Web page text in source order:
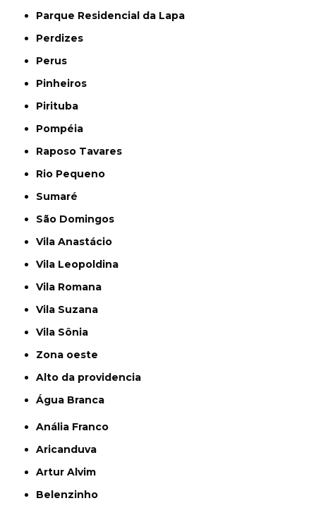
Parque Residencial da Lapa
Perdizes
Perus
Pinheiros
Pirituba
Pompéia
Raposo Tavares
Rio Pequeno
Sumaré
São Domingos
Vila Anastácio
Vila Leopoldina
Vila Romana
Vila Suzana
Vila Sônia
Zona oeste
alto da providencia
Água Branca
Anália Franco
Aricanduva
Artur Alvim
Belenzinho